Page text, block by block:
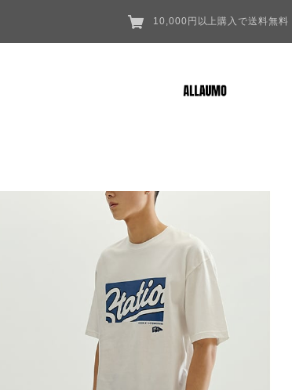
10,000円以上購入で送料無料